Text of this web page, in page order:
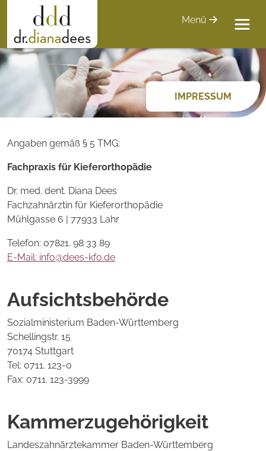
Menü
IMPRESSUM
Angaben gemäß § 5 TMG:
Fachpraxis für Kieferorthopädie
Dr. med. dent. Diana Dees
Fachzahnärztin für Kieferorthopädie
Mühlgasse 6 | 77933 Lahr
Telefon: 07821. 98 33 89
E-Mail: info@dees-kfo.de
Aufsichtsbehörde
Sozialministerium Baden-Württemberg
Schellingstr. 15
70174 Stuttgart
Tel: 0711. 123-0
Fax: 0711. 123-3999
Kammerzugehörigkeit
Landeszahnärztekammer Baden-Württemberg